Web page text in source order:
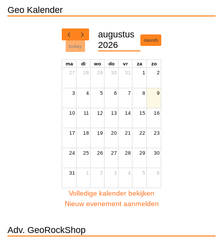
Geo Kalender
today
augustus
2026
month
ma di wo do vr za
zo
27
28 29 30 31 1 2
3 4 5 6 7 8 9
10 11 12 13 14 15 16
17 18 19 20 21 22 23
24 25 26 27 28 29 30
31 1 2 3 4 5 6
Volledige kalender bekijken
Nieuw evenement aanmelden
Adv. GeoRockShop